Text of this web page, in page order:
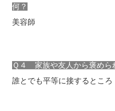
何？
美容師
Ｑ４ 家族や友人から褒めら
誰とでも平等に接するところ